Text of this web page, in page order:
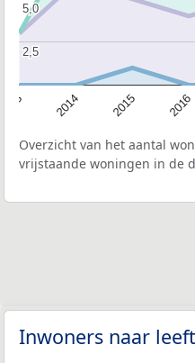
2014 2015 2016
2,5
2,5
5,0
5,0
Overzicht van het aantal
vrijstaande woningen in de
Inwoners naar